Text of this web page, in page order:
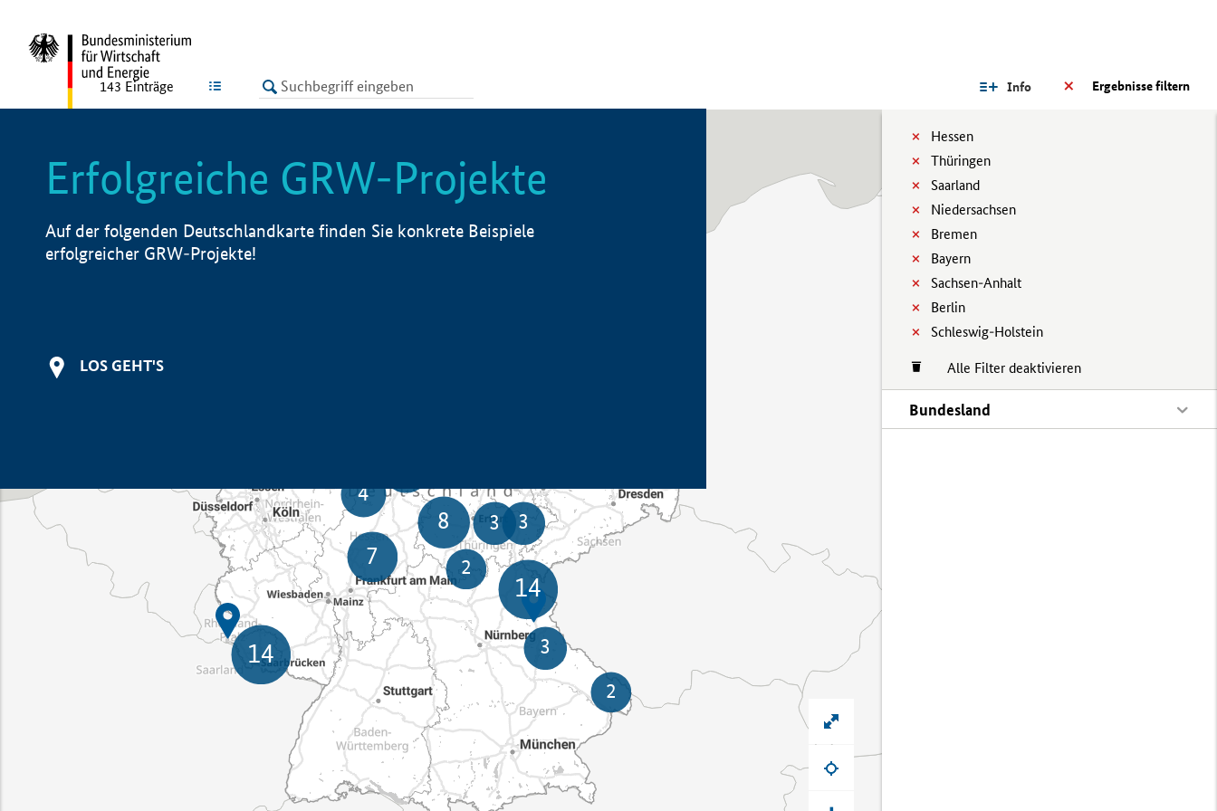
LISTE Ergebnisse filtern
Info
Hessen
Thüringen
Saarland
Niedersachsen
Bremen
Bayern
Sachsen-Anhalt
Berlin
Schleswig-Holstein
Alle Filter deaktivieren
Bundesland
143 Einträge
Erfolgreiche GRW-Projekte
Auf der folgenden Deutschlandkarte finden Sie konkrete Beispiele
erfolgreicher GRW-Projekte!
LOS GEHT'S